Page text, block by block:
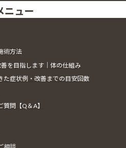
ニュー
術方法
を目指します｜体の仕組み
た症状例・改善までの目安回数
質問【Q＆A】